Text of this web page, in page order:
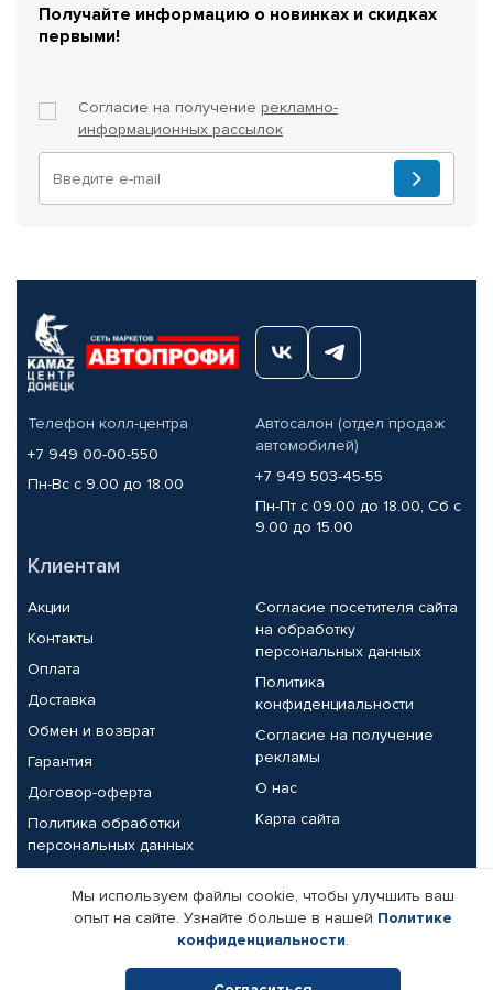
Получайте информацию о новинках и скидках
первыми!
Согласие на получение рекламно-
информационных рассылок
Телефон колл-центра
+7 949 00-00-550
Пн-Вс с 9.00 до 18.00
Автосалон (отдел продаж
автомобилей)
+7 949 503-45-55
Пн-Пт с 09.00 до 18.00, Сб с
9.00 до 15.00
Клиентам
Акции
Контакты
Оплата
Доставка
Обмен и возврат
Гарантия
Договор-оферта
Политика обработки
персональных данных
Согласие посетителя сайта
на обработку
персональных данных
Политика
конфиденциальности
Согласие на получение
рекламы
О нас
Карта сайта
Партнерам
Корпоративным клиентам
Поставщикам
Реквизиты компании
Мы используем файлы cookie, чтобы улучшить ваш
опыт на сайте. Узнайте больше в нашей Политике
конфиденциальности.